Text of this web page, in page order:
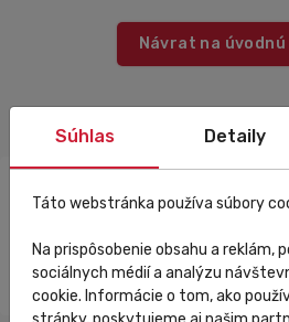
Návrat na
Súhlas Detaily
Táto webstránka používa súbory
Na prispôsobenie obsahu a reklám,
sociálnych médií a analýzu
cookie. Informácie o tom, ako